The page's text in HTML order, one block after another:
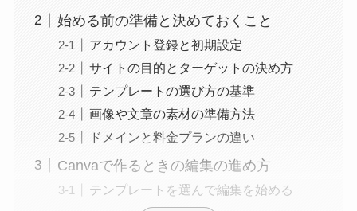
始める前の準備と決めておくこと
アカウント登録と初期設定
サイトの目的とターゲットの決め方
テンプレートの選び方の基準
画像や文章の素材の準備方法
ドメインと料金プランの違い
Canvaで作るときの編集の進め方
テンプレートを選んで編集を始める